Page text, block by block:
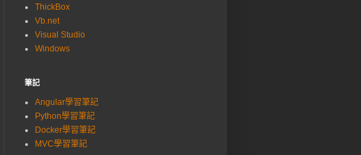
ThickBox
Vb.net
Visual Studio
Windows
筆記
Angular學習筆記
Python學習筆記
Docker學習筆記
MVC學習筆記